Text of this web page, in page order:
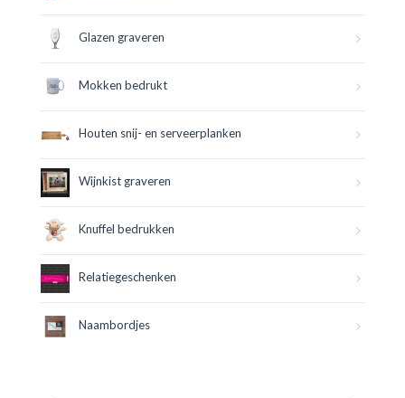
Glazen graveren
Mokken bedrukt
Houten snij- en serveerplanken
Wijnkist graveren
Knuffel bedrukken
Relatiegeschenken
Naambordjes